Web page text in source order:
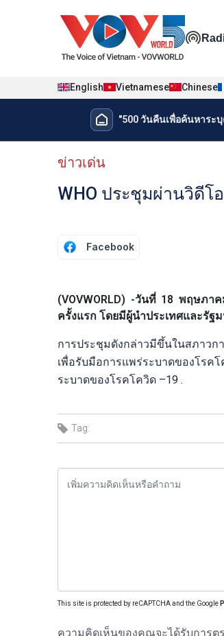
Đa
English Vietnamese Chinese
Menu trang chủ tiếng
"500 วันคืนเพื่อค้นหาระ
Menu phụ tiếng Thái
ข่าวเด่น
WHO ประชุมผ่านวิดีโ
Facebook
(VOVWORLD) -วันที่ 18 พฤษภา
ครั้งแรก โดยมีผู้นำประเทศและรัฐ
การประชุมดังกล่าวมีขึ้นในสภาว
เพื่อรับมือการแพร่ระบาดของโร
ระบาดของโรคโควิด –19 .
Tag:
This site is protected by reCAPTCHA and the Google
ความคิดเห็นของคุณจะได้รับการต